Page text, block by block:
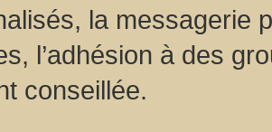
la messagerie
l’adhésion à des
conseillée.